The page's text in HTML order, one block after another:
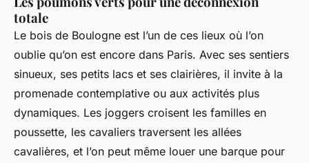
totale
Le bois de Boulogne est l’un de ces lieux où l’on
oublie qu’on est encore dans Paris. Avec ses sentiers
sinueux, ses petits lacs et ses clairières, il invite à la
promenade contemplative ou aux activités plus
dynamiques. Les joggers croisent les familles en
poussette, les cavaliers traversent les allées
cavalières, et l’on peut même louer une barque pour